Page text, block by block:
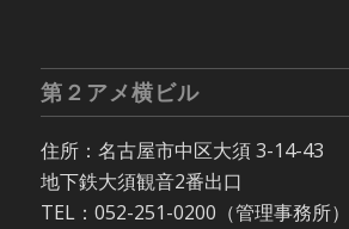
第２アメ横ビル
住所：名古屋市中区大須 3-14-43
地下鉄大須観音2番出口
TEL：052-251-0200（管理事務所）